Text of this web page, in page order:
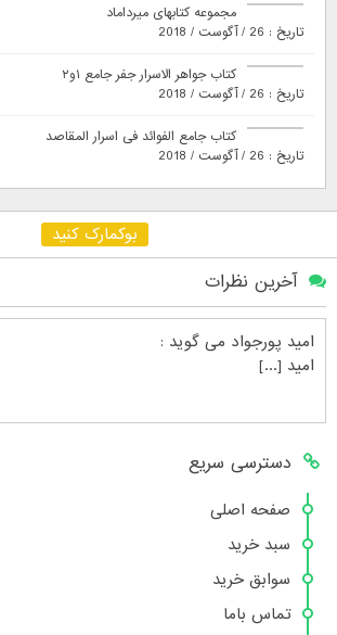
مجموعه کتابهای میرداماد
تاریخ : 26 / آگوست / 2018
کتاب جواهر الاسرار جفر جامع ۱و۲
تاریخ : 26 / آگوست / 2018
کتاب جامع الفوائد فی اسرار المقاصد
تاریخ : 26 / آگوست / 2018
بوکمارک کنید
آخرین نظرات
امید پورجواد می گوید :
امید [...]
محمدشهنوازیمی گوید :
سلام بنده محمد شهنوازی فقط بوسیله ا [...]
محمدمی گوید :
سلام تعداد کتاب۶در سایت زیاد نیست [...]
دسترسی سریع
صفحه اصلی
سبد خرید
سوابق خرید
تماس باما